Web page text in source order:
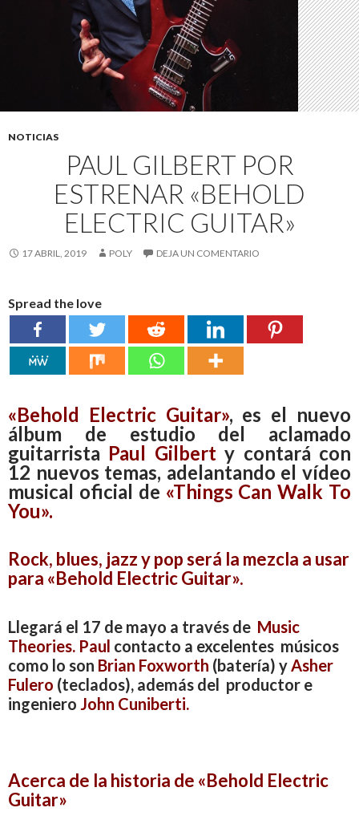
NOTICIAS
PAUL GILBERT POR
ESTRENAR «BEHOLD
ELECTRIC GUITAR»
17 ABRIL, 2019 POLY DEJA UN COMENTARIO
Spread the love
«Behold Electric Guitar», es el nuevo
álbum de estudio del aclamado
guitarrista Paul Gilberty contará con
12 nuevos temas, adelantando el vídeo
musical oficial de «Things Can Walk To
You».
Rock, blues, jazz y pop será la mezcla a usar
para «Behold Electric Guitar».
Llegará el 17 de mayo a través de Music
Theories. Paul contacto a excelentes músicos
como lo son Brian Foxworth (batería) y Asher
Fulero (teclados), además del productor e
ingeniero John Cuniberti.
Acerca de la historia de «Behold Electric
Guitar»